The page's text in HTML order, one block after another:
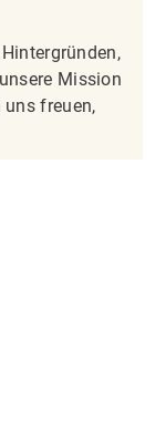
Mission
uns freuen,